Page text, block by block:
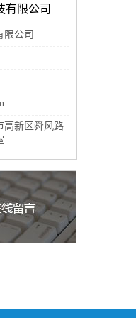
有限公司
限公司
高新区舜风路